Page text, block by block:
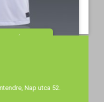
Nap utca 52.